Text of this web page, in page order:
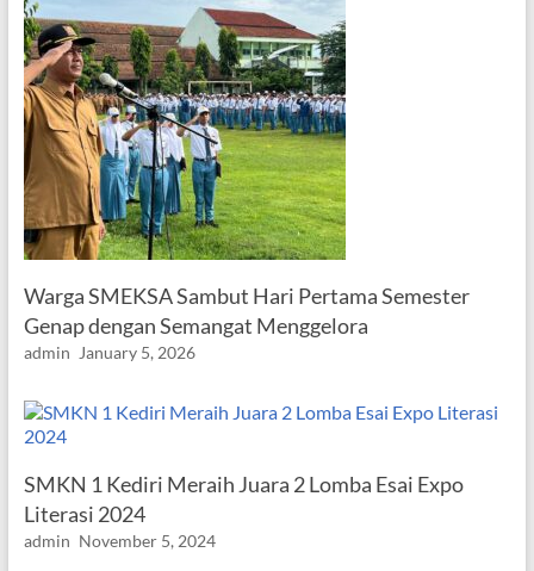
Warga SMEKSA Sambut Hari Pertama Semester
Genap dengan Semangat Menggelora
admin January 5, 2026
SMKN 1 Kediri Meraih Juara 2 Lomba Esai Expo
Literasi 2024
admin November 5, 2024